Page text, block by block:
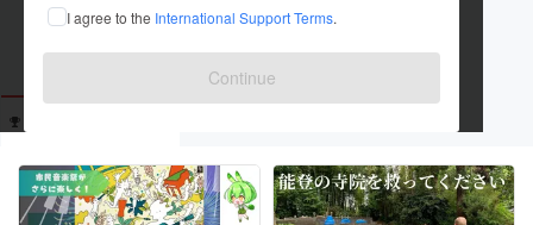
I agree to the International Support Terms.
Continue
出身国：未設定